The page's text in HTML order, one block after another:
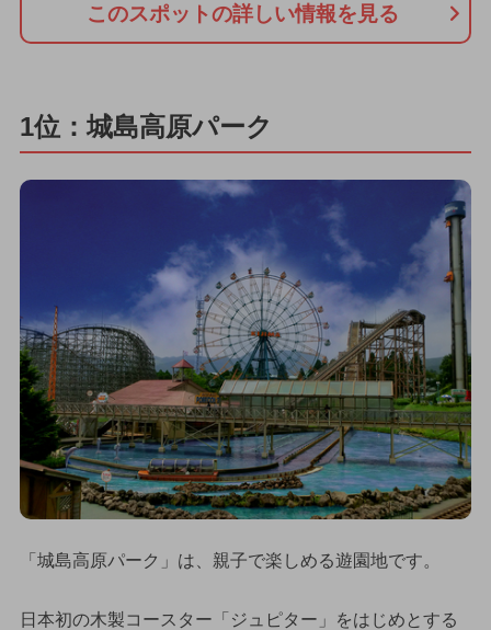
このスポットの詳しい情報を見る
1位：城島高原パーク
「城島高原パーク」は、親子で楽しめる遊園地です。
日本初の木製コースター「ジュピター」をはじめとする